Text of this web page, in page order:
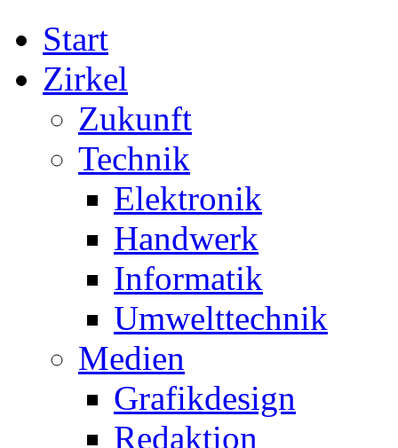
Start
Zirkel
Zukunft
Technik
Elektronik
Handwerk
Informatik
Umwelttechnik
Medien
Grafikdesign
Redaktion